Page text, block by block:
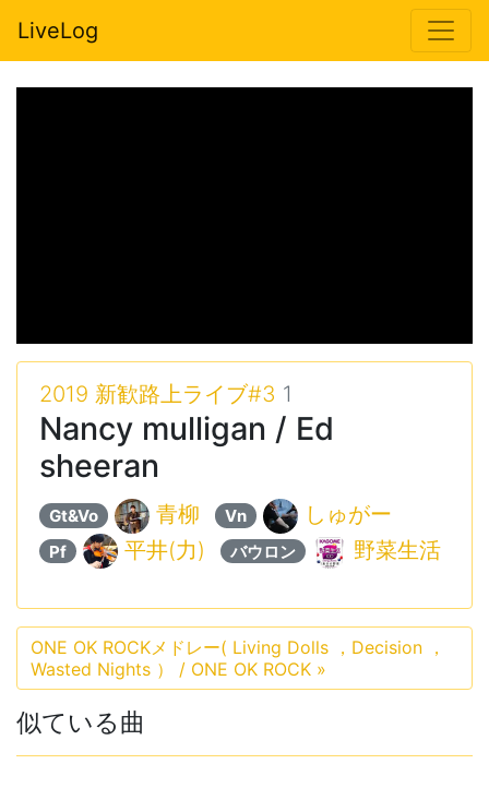
LiveLog
2019 新歓路上ライブ#3 1
Nancy mulligan / Ed
sheeran
Gt&Vo 青柳 Vn しゅがー
Pf 平井(力) バウロン 野菜生活
ONE OK ROCKメドレー( Living Dolls ，Decision ，
Wasted Nights ） / ONE OK ROCK »
似ている曲